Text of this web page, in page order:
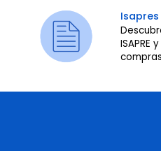
Isapres
ISAPRE